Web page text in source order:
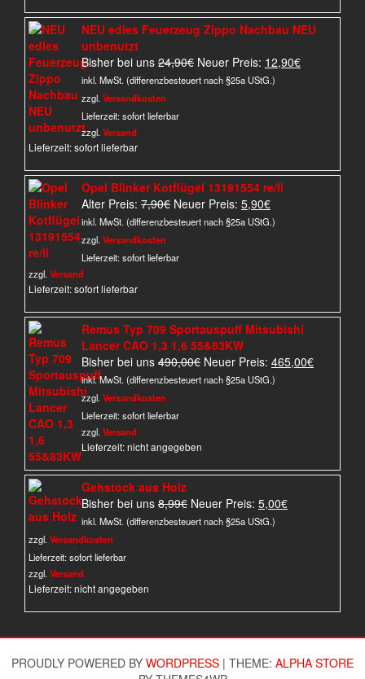
NEU edles Feuerzeug Zippo Nachbau NEU
unbenutzt
Bisher bei uns 24,90€ Ursprünglicher
Preis
Neuer Preis: 12,90€Aktueller
inkl. MwSt. (differenzbesteuert nach §25a UStG.)
zzgl. Versandkosten
Lieferzeit:sofort lieferbar
zzgl. Versand
Lieferzeit: sofort lieferbar
Opel Blinker Kotflügel 13191554 re/li
Alter Preis: 7,90€ Ursprünglicher
Preis
Neuer Preis: 5,90€Aktueller
Preis
inkl. MwSt. (differenzbesteuert nach §25a UStG.)
zzgl. Versandkosten
Lieferzeit:sofort lieferbar
zzgl. Versand
Lieferzeit: sofort lieferbar
Remus Typ 709 Sportauspuff Mitsubishi
Lancer CAO 1,3 1,6 55&83KW
Bisher bei uns 490,00€ Ursprünglicher
Preis
Neuer Preis: 465,00€Aktueller
inkl. MwSt. (differenzbesteuert nach §25a UStG.)
zzgl. Versandkosten
Lieferzeit:sofort lieferbar
zzgl. Versand
Lieferzeit: nicht angegeben
Gehstock aus Holz
Bisher bei uns 8,99€ Ursprünglicher
Preis
Neuer Preis: 5,00€Aktueller
inkl. MwSt. (differenzbesteuert nach §25a UStG.)
zzgl. Versandkosten
Lieferzeit:sofort lieferbar
zzgl. Versand
Lieferzeit: nicht angegeben
PROUDLY POWERED BY WORDPRESS | THEME: ALPHA STORE